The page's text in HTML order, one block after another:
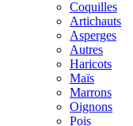
Coquilles
Artichauts
Asperges
Autres
Haricots
Maïs
Marrons
Oignons
Pois